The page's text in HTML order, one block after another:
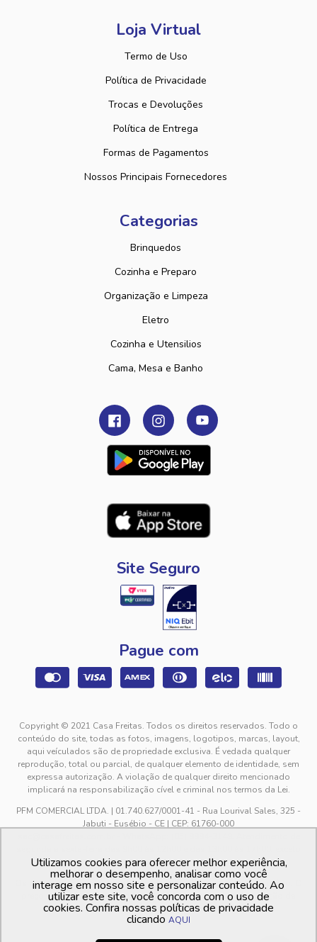
Loja Virtual
Termo de Uso
Política de Privacidade
Trocas e Devoluções
Política de Entrega
Formas de Pagamentos
Nossos Principais Fornecedores
Categorias
Brinquedos
Cozinha e Preparo
Organização e Limpeza
Eletro
Cozinha e Utensilios
Cama, Mesa e Banho
Site Seguro
Pague com
Copyright © 2021 Casa Freitas. Todos os direitos reservados. Todo o
conteúdo do site, todas as fotos, imagens, logotipos, marcas, layout,
aqui veículados são de propriedade exclusiva. É vedada qualquer
reprodução, total ou parcial, de qualquer elemento de identidade, sem
expressa autorização. A violação de qualquer direito mencionado
implicará na responsabilização cível e criminal nos termos da Lei.
PFM COMERCIAL LTDA. | 01.740.627/0001-41 - Rua Lourival Sales, 325 -
Jabuti - Eusébio - CE | CEP: 61760-000
feriados.
Os preços dos produtos estão sujeitos a alteração sem aviso prévio. O
preço valido é sempre o apresentado no momento da finalização da
compra, no carrinho de compras.
Utilizamos cookies para oferecer melhor experiência,
melhorar o desempenho, analisar como você
interage em nosso site e personalizar conteúdo. Ao
utilizar este site, você concorda com o uso de
cookies. Confira nossas políticas de privacidade
clicando AQUI